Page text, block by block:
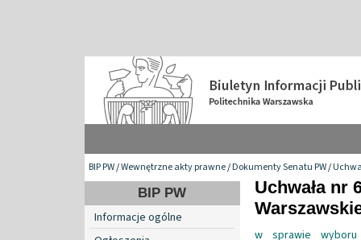
BIP PW/Wewnętrzne akty prawne/Dokumenty Senatu PW/
BIP PW
Informacje ogólne
Uchwała nr
w sprawie wyboru